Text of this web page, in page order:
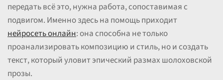
передать всё это, нужна работа, сопоставимая с
подвигом. Именно здесь на помощь приходит
нейросеть онлайн: она способна не только
проанализировать композицию и стиль, но и создать
текст, который уловит эпический размах шолоховской
прозы.